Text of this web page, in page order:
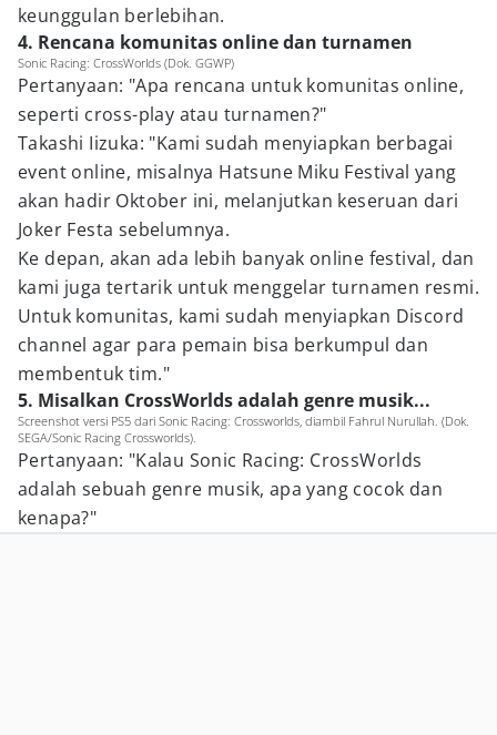
keunggulan berlebihan.
4. Rencana komunitas online dan turnamen
Sonic Racing: CrossWorlds (Dok. GGWP)
Pertanyaan: "Apa rencana untuk komunitas online,
seperti cross-play atau turnamen?"
Takashi Iizuka: "Kami sudah menyiapkan berbagai
event online, misalnya Hatsune Miku Festival yang
akan hadir Oktober ini, melanjutkan keseruan dari
Joker Festa sebelumnya.
Ke depan, akan ada lebih banyak online festival, dan
kami juga tertarik untuk menggelar turnamen resmi.
Untuk komunitas, kami sudah menyiapkan Discord
channel agar para pemain bisa berkumpul dan
membentuk tim."
5. Misalkan CrossWorlds adalah genre musik...
Screenshot versi PS5 dari Sonic Racing: Crossworlds, diambil Fahrul Nurullah. (Dok.
SEGA/Sonic Racing Crossworlds).
Pertanyaan: "Kalau Sonic Racing: CrossWorlds
adalah sebuah genre musik, apa yang cocok dan
kenapa?"